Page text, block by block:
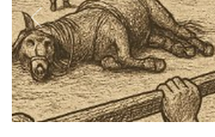
Previous